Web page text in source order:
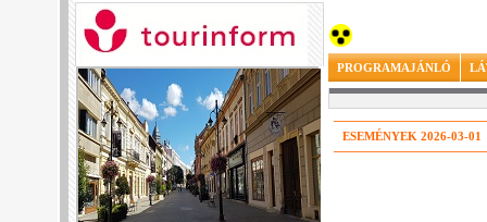
PROGRAMAJÁNLÓ
ESEMÉNYEK 2026-03-01